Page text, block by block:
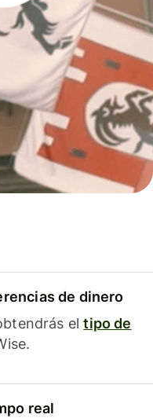
de dinero
eltipo de
real